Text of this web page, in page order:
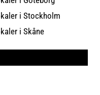
i Stockholm
i Skåne